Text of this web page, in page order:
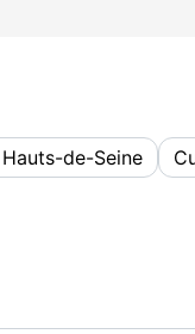
de-Seine